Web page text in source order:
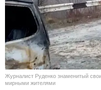
Журналист Руденко знаменитый
мирными жителями